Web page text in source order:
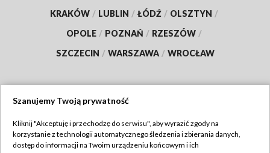
KRAKÓW / LUBLIN / ŁÓDŹ / OLSZTYN /
OPOLE / POZNAŃ / RZESZÓW /
SZCZECIN / WARSZAWA / WROCŁAW
TVP
Szanujemy Twoją prywatność
Kliknij "Akceptuję i przechodzę do serwisu", aby wyrazić zgody na
korzystanie z technologii automatycznego śledzenia i zbierania danych,
dostęp do informacji na Twoim urządzeniu końcowym i ich